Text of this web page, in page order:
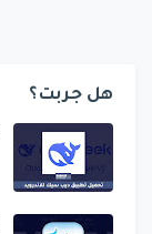
هل جربت؟